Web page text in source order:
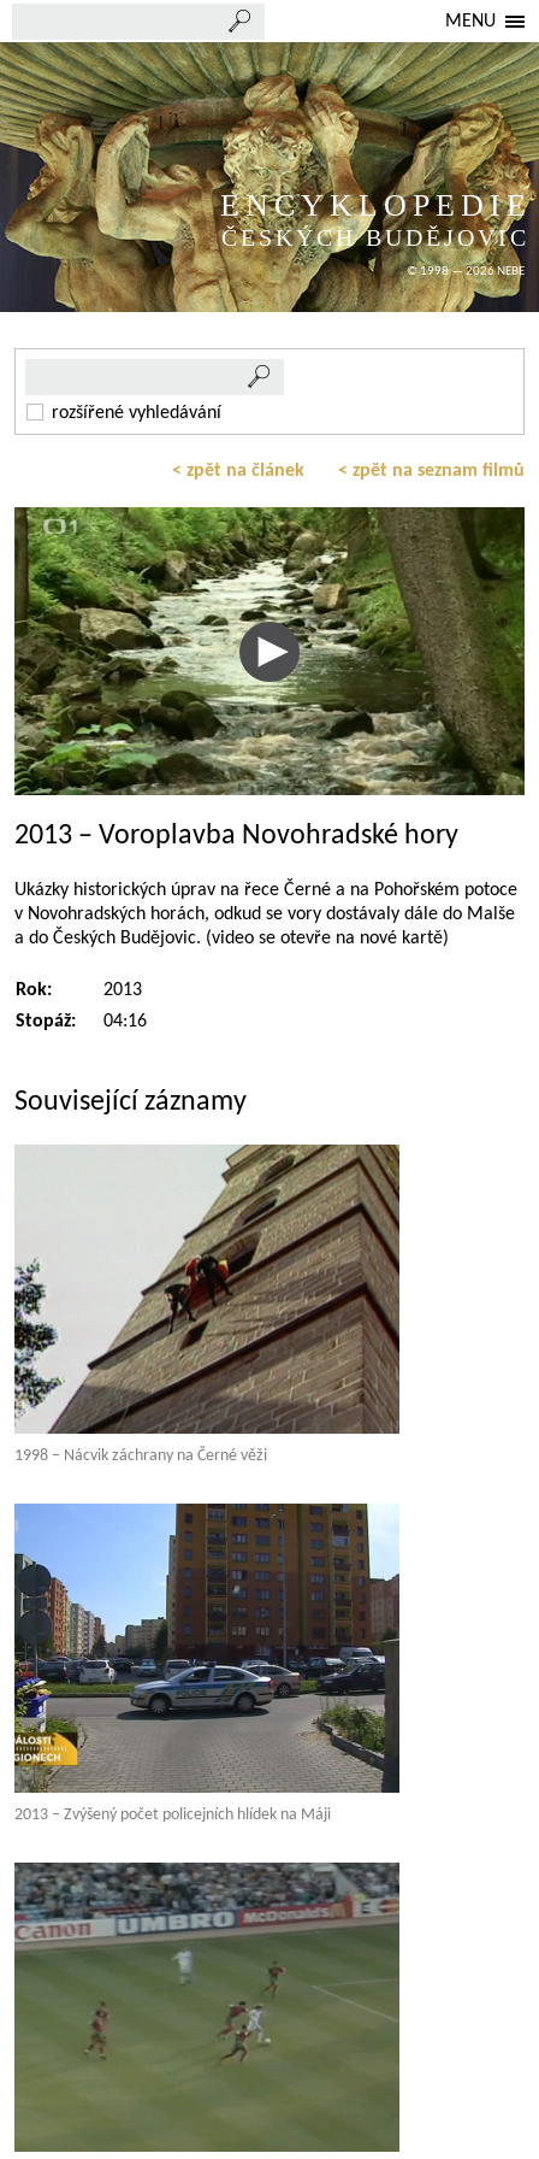
MENU
ENCYKLOPEDIE
ČESKÝCH BUDĚJOVIC
© 1998 — 2026 NEBE
rozšířené vyhledávání
< zpět na článek < zpět na seznam filmů
2013 – Voroplavba Novohradské hory
Ukázky historických úprav na řece Černé a na Pohořském potoce
v Novohradských horách, odkud se vory dostávaly dále do Malše
a do Českých Budějovic. (video se otevře na nové kartě)
Rok:
2013
Stopáž:
04:16
Související záznamy
1998 – Nácvik záchrany na Černé věži
2013 – Zvýšený počet policejních hlídek na Máji